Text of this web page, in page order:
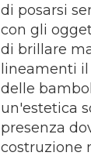
di posarsi
con gli
di brillare
lineamenti
delle
un'estetica
presenza
costruzione